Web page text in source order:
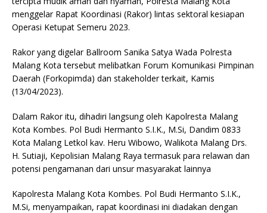
menggelar Rapat Koordinasi (Rakor) lintas sektoral kesiapan
Operasi Ketupat Semeru 2023.
Rakor yang digelar Ballroom Sanika Satya Wada Polresta
Malang Kota tersebut melibatkan Forum Komunikasi Pimpinan
Daerah (Forkopimda) dan stakeholder terkait, Kamis
(13/04/2023).
Dalam Rakor itu, dihadiri langsung oleh Kapolresta Malang
Kota Kombes. Pol Budi Hermanto S.I.K., M.Si, Dandim 0833
Kota Malang Letkol kav. Heru Wibowo, Walikota Malang Drs.
H. Sutiaji, Kepolisian Malang Raya termasuk para relawan dan
potensi pengamanan dari unsur masyarakat lainnya
Kapolresta Malang Kota Kombes. Pol Budi Hermanto S.I.K.,
M.Si, menyampaikan, rapat koordinasi ini diadakan dengan